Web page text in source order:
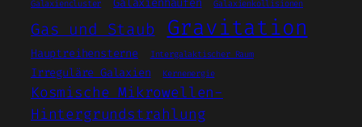
Galaxiencluster Galaxienkollisionen
Gas und Staub Gravitation
Hauptreihensterne Intergalaktischer Raum
Irreguläre Galaxien Kernenergie
Kosmische Mikrowellen-
Hintergrundstrahlung